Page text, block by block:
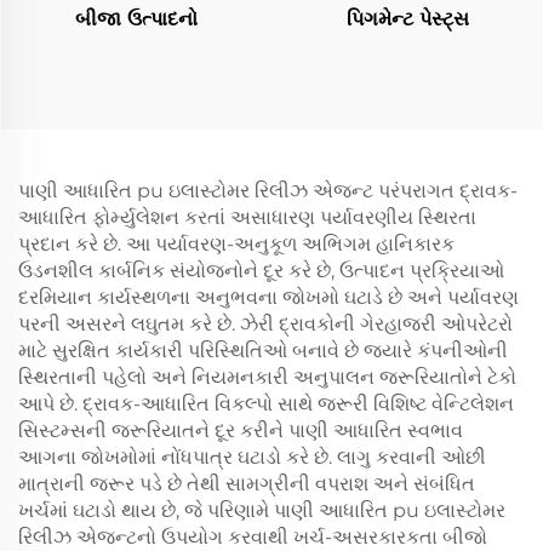
બીજા ઉત્પાદનો પિગમેન્ટ પેસ્ટ્સ
પાણી આધારિત pu ઇલાસ્ટોમર રિલીઝ એજન્ટ પરંપરાગત દ્રાવક-
આધારિત ફોર્મ્યુલેશન કરતાં અસાધારણ પર્યાવરણીય સ્થિરતા
પ્રદાન કરે છે. આ પર્યાવરણ-અનુકૂળ અભિગમ હાનિકારક
ઉડનશીલ કાર્બનિક સંયોજનોને દૂર કરે છે, ઉત્પાદન પ્રક્રિયાઓ
દરમિયાન કાર્યસ્થળના અનુભવના જોખમો ઘટાડે છે અને પર્યાવરણ
પરની અસરને લઘુતમ કરે છે. ઝેરી દ્રાવકોની ગેરહાજરી ઓપરેટરો
માટે સુરક્ષિત કાર્યકારી પરિસ્થિતિઓ બનાવે છે જ્યારે કંપનીઓની
સ્થિરતાની પહેલો અને નિયમનકારી અનુપાલન જરૂરિયાતોને ટેકો
આપે છે. દ્રાવક-આધારિત વિકલ્પો સાથે જરૂરી વિશિષ્ટ વેન્ટિલેશન
સિસ્ટમ્સની જરૂરિયાતને દૂર કરીને પાણી આધારિત સ્વભાવ
આગના જોખમોમાં નોંધપાત્ર ઘટાડો કરે છે. લાગુ કરવાની ઓછી
માત્રાની જરૂર પડે છે તેથી સામગ્રીની વપરાશ અને સંબંધિત
ખર્ચમાં ઘટાડો થાય છે, જે પરિણામે પાણી આધારિત pu ઇલાસ્ટોમર
રિલીઝ એજન્ટનો ઉપયોગ કરવાથી ખર્ચ-અસરકારકતા બીજો